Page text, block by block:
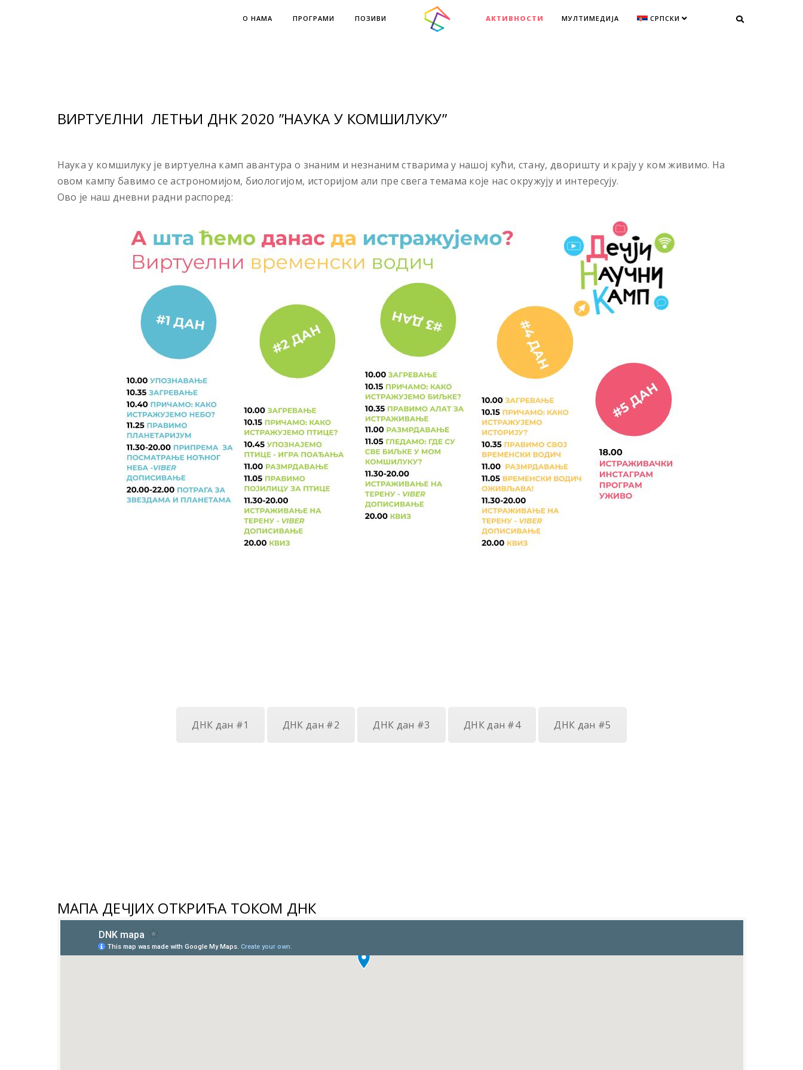
О НАМА ПРОГРАМИ ПОЗИВИ АКТИВНОСТИ МУЛТИМЕДИЈА СРПСКИ
ВИРТУЕЛНИ ЛЕТЊИ ДНК 2020 ”НАУКА У КОМШИЛУКУ”
Наука у комшилуку је виртуелна камп авантура о знаним и незнаним стварима у нашој кући, стану, дворишту и крају у ком живимо. На
овом кампу бавимо се астрономијом, биологијом, историјом али пре свега темама које нас окружују и интересују.
Ово је наш дневни радни распоред:
ДНК дан #1 ДНК дан #2 ДНК дан #3 ДНК дан #4 ДНК дан #5
МАПА ДЕЧЈИХ ОТКРИЋА ТОКОМ ДНК